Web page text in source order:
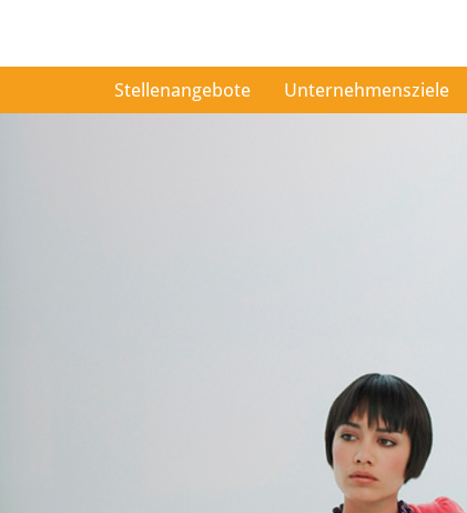
Stellenangebote Unternehmensziele